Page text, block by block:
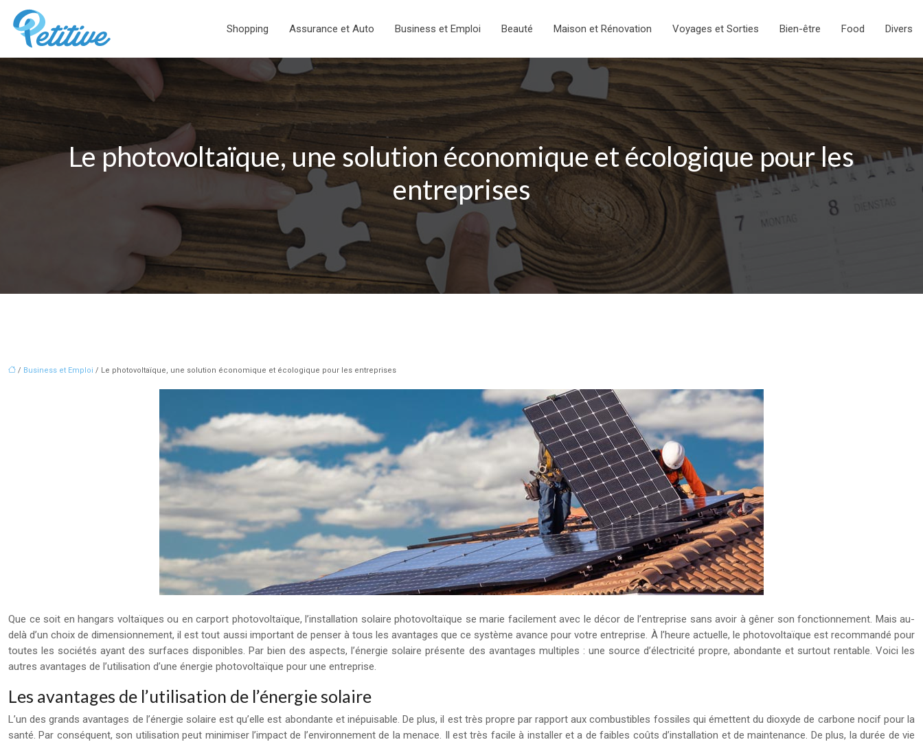
Shopping Assurance et Auto Business et Emploi Beauté Maison et Rénovation Voyages et Sorties Bien-être Food Divers
Le photovoltaïque, une solution économique et écologique pour les
entreprises
/ Business et Emploi / Le photovoltaïque, une solution économique et écologique pour les entreprises
Que ce soit en hangars voltaïques ou en carport photovoltaïque, l’installation solaire photovoltaïque se marie facilement avec le décor de l’entreprise sans avoir à gêner son fonctionnement. Mais au-
delà d’un choix de dimensionnement, il est tout aussi important de penser à tous les avantages que ce système avance pour votre entreprise. À l’heure actuelle, le photovoltaïque est recommandé pour
toutes les sociétés ayant des surfaces disponibles. Par bien des aspects, l’énergie solaire présente des avantages multiples : une source d’électricité propre, abondante et surtout rentable. Voici les
autres avantages de l’utilisation d’une énergie photovoltaïque pour une entreprise.
Les avantages de l’utilisation de l’énergie solaire
L’un des grands avantages de l’énergie solaire est qu’elle est abondante et inépuisable. De plus, il est très propre par rapport aux combustibles fossiles qui émettent du dioxyde de carbone nocif pour la
santé. Par conséquent, son utilisation peut minimiser l’impact de l’environnement de la menace. Il est très facile à installer et a de faibles coûts d’installation et de maintenance. De plus, la durée de vie